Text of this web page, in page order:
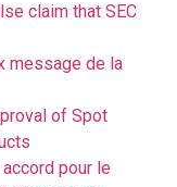
claim that SEC
message de la
of Spot
accord pour le